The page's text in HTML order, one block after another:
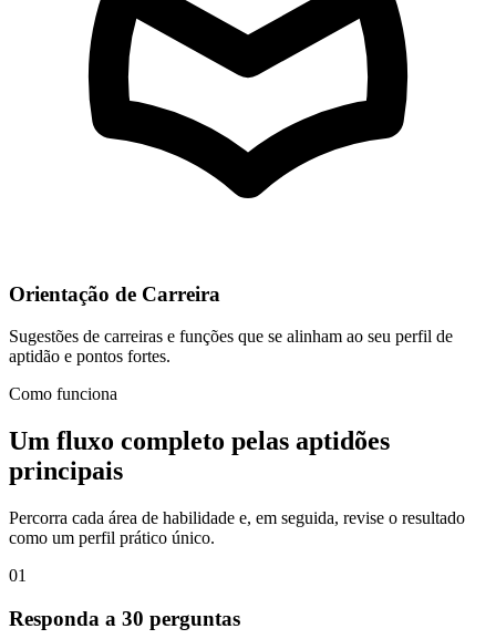
Orientação de Carreira
Sugestões de carreiras e funções que se alinham ao seu perfil de
aptidão e pontos fortes.
Como funciona
Um fluxo completo pelas aptidões
principais
Percorra cada área de habilidade e, em seguida, revise o resultado
como um perfil prático único.
01
Responda a 30 perguntas